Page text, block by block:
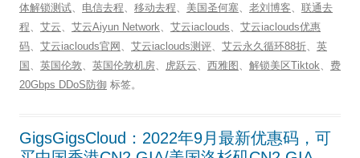
体解锁测试、 电信去程、 移动去程、 美国圣何塞、 老刘博客、 联通去
程、 艾云、 艾云Aiyun Network、 艾云iaclouds、 艾云iaclouds优惠
码、 艾云iaclouds官网 、 艾云iaclouds测评、 艾云永久循环88折、 英
国 、 英国伦敦、 英国伦敦机房、 虎跃云、 西雅图 、 解锁美区Tiktok、 费
20Gbps DDoS防御 标签。
GigsGigsCloud：2022年9月最新优惠码，可